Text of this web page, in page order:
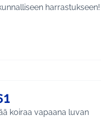
harrastukseen!
koiraa vapaana luvan